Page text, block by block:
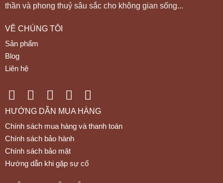
thần và phong thuỷ sâu sắc cho không gian sống...
VỀ CHÚNG TÔI
Sản phẩm
Blog
Liên hệ
HƯỚNG DẪN MUA HÀNG
Chính sách mua hàng và thanh toán
Chính sách bảo hành
Chính sách bảo mật
Hướng dẫn khi gặp sự cố